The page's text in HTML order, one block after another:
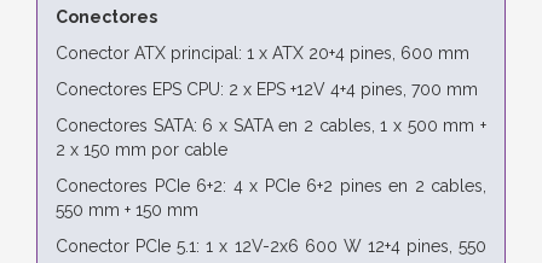
Conectores
Conector ATX principal: 1 x ATX 20+4 pines, 600 mm
Conectores EPS CPU: 2 x EPS +12V 4+4 pines, 700 mm
Conectores SATA: 6 x SATA en 2 cables, 1 x 500 mm +
2 x 150 mm por cable
Conectores PCIe 6+2: 4 x PCIe 6+2 pines en 2 cables,
550 mm + 150 mm
Conector PCIe 5.1: 1 x 12V-2x6 600 W 12+4 pines, 550